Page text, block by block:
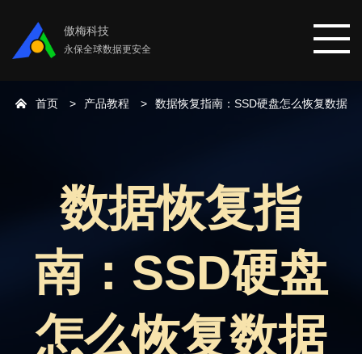
傲梅科技
永保全球数据更安全
首页
数据恢复
数据备份
下载中心
首页 产品教程 数据恢复指南：SSD硬盘怎么恢复数据
数据恢复指
南：SSD硬盘
怎么恢复数据